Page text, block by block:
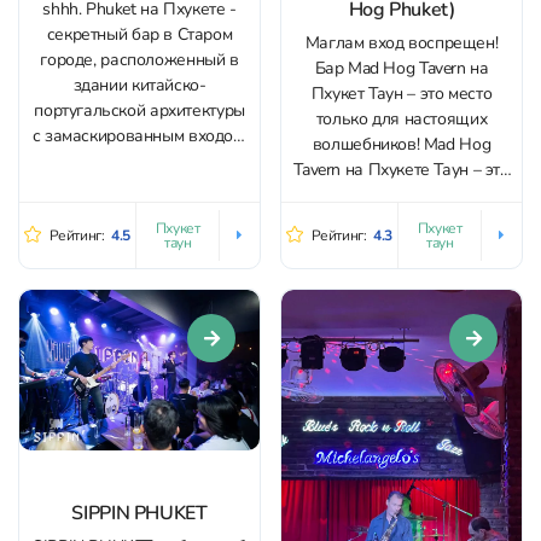
shhh. Phuket на Пхукете -
секретный бар в Старом
городе, расположенный в
здании китайско-
португальской архитектуры
с замаскированным входом.
этаже, а дверь
замаскирована под будку.
Заходишь внутрь, а там –
диджеи, коктейли и…
искусственный интеллект!
Бар специализируется...
Рейтинг: 4.5 Пхукет
таун
Hog Phuket)
Маглам вход воспрещен!
Бар Mad Hog Tavern на
Пхукет Таун – это место
только для настоящих
волшебников! Mad Hog
Tavern на Пхукете Таун – это
Поттера”. Заведение
оформлено в стилистике
таверны “Три метлы”:
висящий под потолком
скелет дракона, горгульи,
чучела и грубая деревянная
мебель. А на...
Рейтинг: 4.3 Пхукет
таун
SIPPIN PHUKET